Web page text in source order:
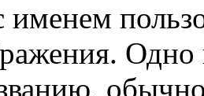
именем
обычно